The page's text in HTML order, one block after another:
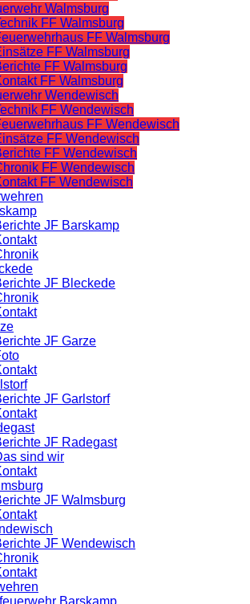
Walmsburg
FF Walmsburg
FF Walmsburg
FF Walmsburg
FF Walmsburg
FF Walmsburg
Wendewisch
FF Wendewisch
FF Wendewisch
FF Wendewisch
FF Wendewisch
FF Wendewisch
FF Wendewisch
JF Barskamp
JF Bleckede
JF Garze
JF Garlstorf
JF Radegast
sind wir
JF Walmsburg
JF Wendewisch
Barskamp